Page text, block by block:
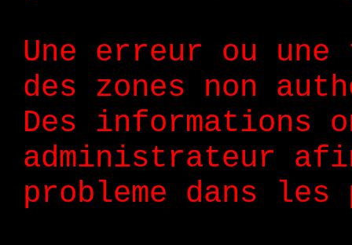
Une erreur ou
des zones non
Des informations
administrateur
probleme dans